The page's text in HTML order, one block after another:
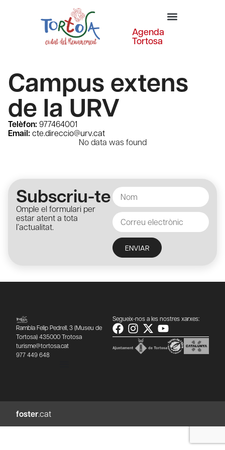
Agenda
Tortosa
Campus extens
de la URV
Telèfon: 977464001
Email: cte.direccio@urv.cat
No data was found
Subscriu-te
Omple el formulari per
estar atent a tota
l’actualitat.
ENVIAR
Rambla Felip Pedrell, 3 (Museu de
Tortosa) 435000 Trotosa
turisme@tortosa.cat
977 449 648
Segueix-nos a les nostres xarxes:
foster.cat